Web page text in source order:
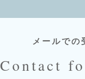
メールでの
Contact